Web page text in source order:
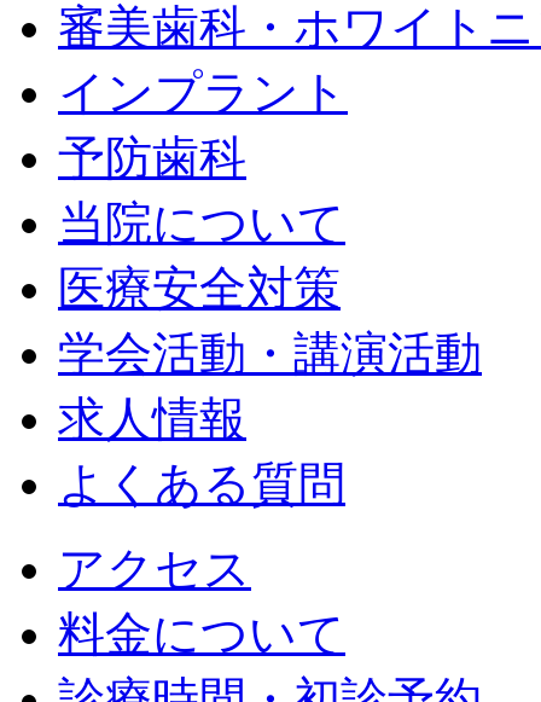
審美歯科・ホワイト
インプラント
予防歯科
当院について
医療安全対策
学会活動・講演活動
求人情報
よくある質問
アクセス
料金について